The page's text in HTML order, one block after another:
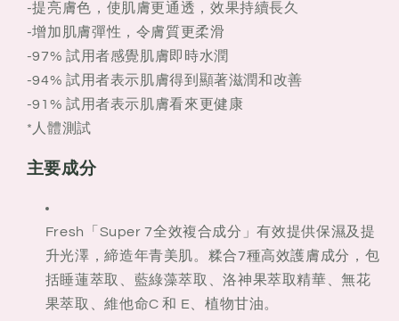
-提亮膚色，使肌膚更通透，效果持續長久
-增加肌膚彈性，令膚質更柔滑
-97% 試用者感覺肌膚即時水潤
-94% 試用者表示肌膚得到顯著滋潤和改善
-91% 試用者表示肌膚看來更健康
*人體測試
主要成分
Fresh「Super 7全效複合成分」有效提供保濕及提
升光澤，締造年青美肌。糅合7種高效護膚成分，包
括睡蓮萃取、藍綠藻萃取、洛神果萃取精華、無花
果萃取、維他命C 和 E、植物甘油。